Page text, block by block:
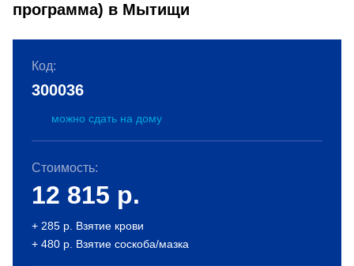
программа) в Мытищи
Код:
300036
можно сдать на дому
Стоимость:
12 815 р.
+ 285 р. Взятие крови
+ 480 р. Взятие соскоба/мазка